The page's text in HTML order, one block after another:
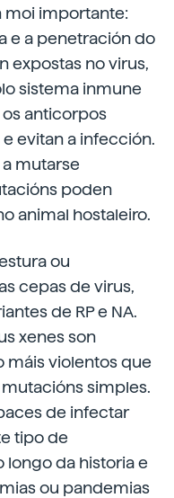
moi importante:
e a penetración do
expostas no virus,
sistema inmune
anticorpos
evitan a infección.
a mutarse
poden
animal hostaleiro.
ou
cepas de virus,
de RP e NA.
xenes son
máis violentos que
simples.
de infectar
tipo de
da historia e
ou pandemias